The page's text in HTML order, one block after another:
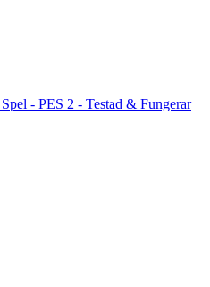
- PES 2 - Testad & Fungerar